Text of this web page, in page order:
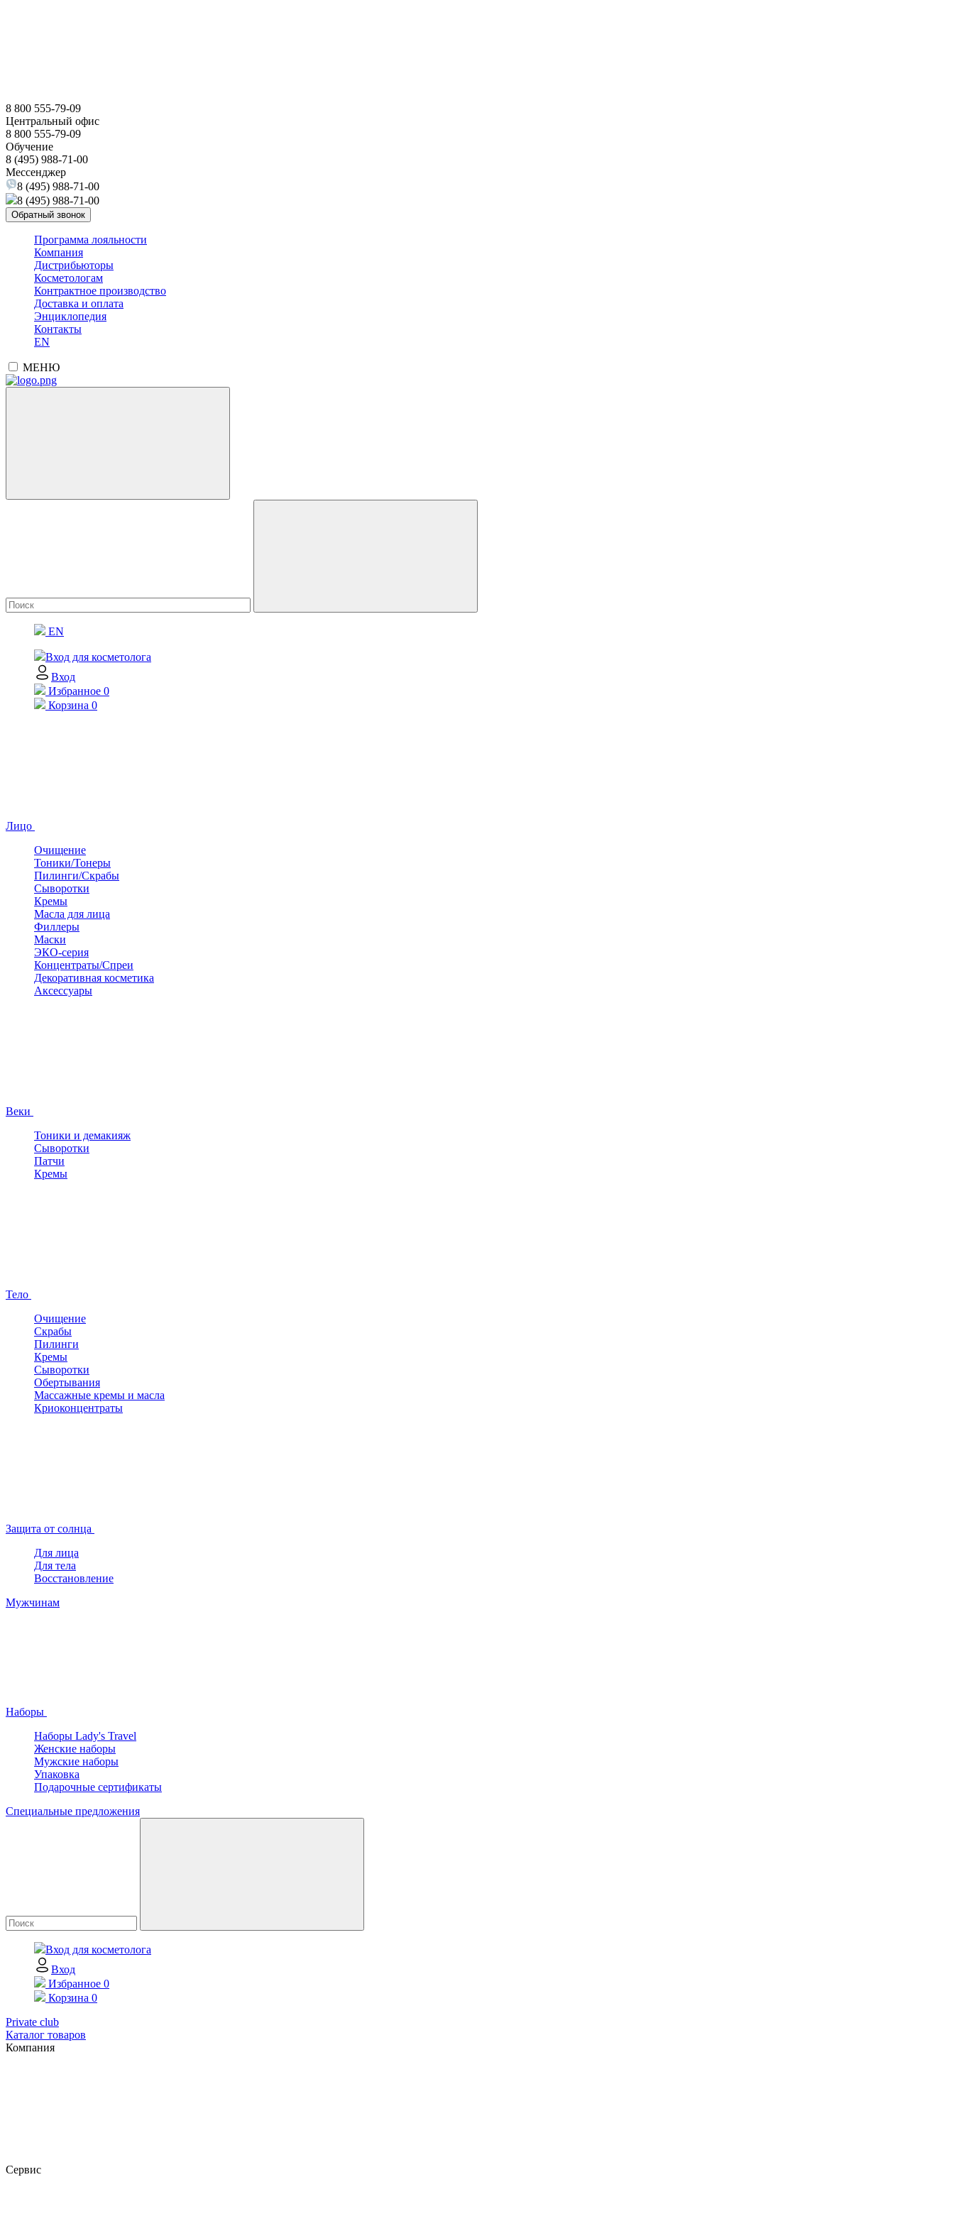
8 800 555-79-09
Центральный офис
8 800 555-79-09
Обучение
8 (495) 988-71-00
Мессенджер
8 (495) 988-71-00
8 (495) 988-71-00
Обратный звонок
Программа лояльности
Компания
Дистрибьюторы
Косметологам
Контрактное производство
Доставка и оплата
Энциклопедия
Контакты
EN
МЕНЮ
EN
Вход для косметолога
Вход
Избранное 0
Корзина 0
Лицо
Очищение
Тоники/Тонеры
Пилинги/Скрабы
Сыворотки
Кремы
Масла для лица
Филлеры
Маски
ЭКО-серия
Концентраты/Спреи
Декоративная косметика
Аксессуары
Веки
Тоники и демакияж
Сыворотки
Патчи
Кремы
Тело
Очищение
Скрабы
Пилинги
Кремы
Сыворотки
Обертывания
Массажные кремы и масла
Криоконцентраты
Защита от солнца
Для лица
Для тела
Восстановление
Мужчинам
Наборы
Наборы Lady's Travel
Женские наборы
Мужские наборы
Упаковка
Подарочные сертификаты
Специальные предложения
Вход для косметолога
Вход
Избранное 0
Корзина 0
Private club
Каталог товаров
Компания
Сервис